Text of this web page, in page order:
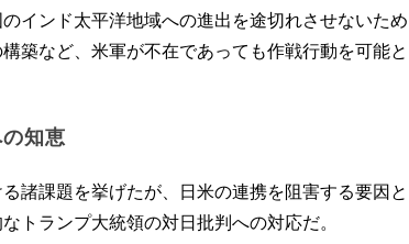
インド太平洋地域への進出を途切れさせないため
築など、米軍が不在であっても作戦行動を可能と
知恵
諸課題を挙げたが、日米の連携を阻害する要因と
トランプ大統領の対日批判への対応だ。